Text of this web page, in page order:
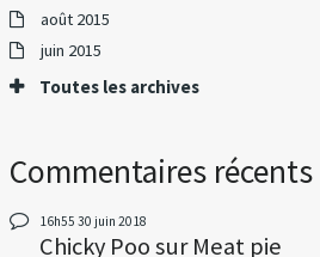
août 2015
juin 2015
Toutes les archives
Commentaires récents
16h55 30 juin 2018
Chicky PoosurMeat pie